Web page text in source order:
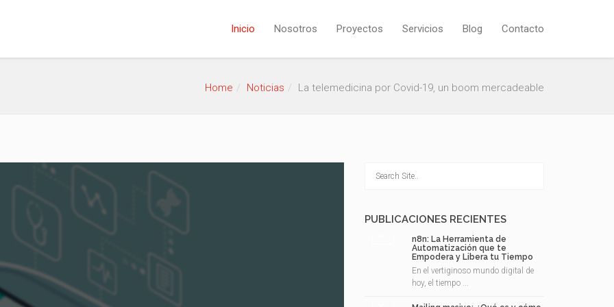
Inicio Nosotros Proyectos Servicios Blog Contacto
Home Noticias La telemedicina por Covid-19, un boom mercadeable
PUBLICACIONES RECIENTES
n8n: La Herramienta de
Automatización que te
Empodera y Libera tu Tiempo
En el vertiginoso mundo digital de
hoy, el tiempo ...